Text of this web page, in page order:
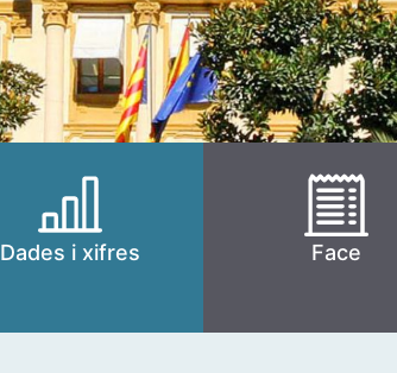
Dades i xifres Face